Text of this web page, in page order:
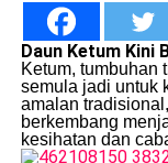
Daun Ketum Kini
Ketum, tumbuhan
semula jadi untuk
amalan
berkembang
kesihatan dan